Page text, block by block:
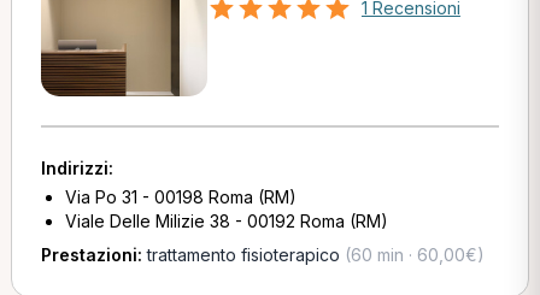
1 Recensioni
Indirizzi:
Via Po 31 - 00198 Roma (RM)
Viale Delle Milizie 38 - 00192 Roma (RM)
Prestazioni:trattamento fisioterapico (60 min · 60,00€)